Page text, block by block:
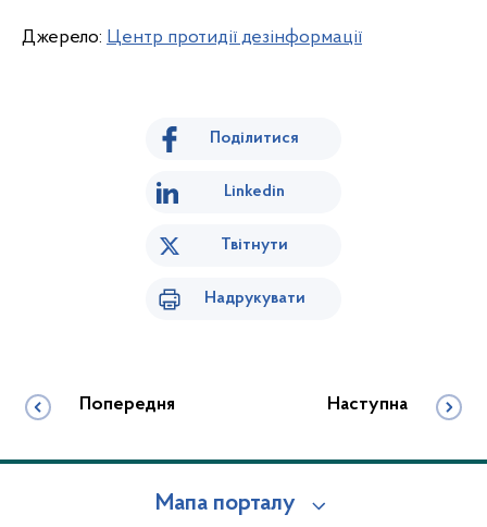
Джерело: Центр протидії дезінформації
Поділитися
Linkedin
Твітнути
Надрукувати
Попередня Наступна
Мапа порталу